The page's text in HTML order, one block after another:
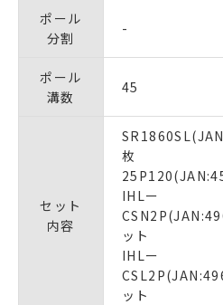
ポール
分割
-
ポール
溝数
45
セット
内容
枚
IHLー
ット
IHLー
ット